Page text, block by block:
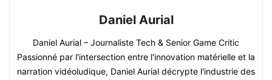
Daniel Aurial
Daniel Aurial – Journaliste Tech & Senior Game Critic
Passionné par l'intersection entre l'innovation matérielle et la
narration vidéoludique, Daniel Aurial décrypte l'industrie des